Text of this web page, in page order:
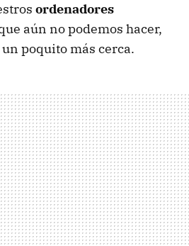
ordenadores
aún no podemos hacer,
poquito más cerca.